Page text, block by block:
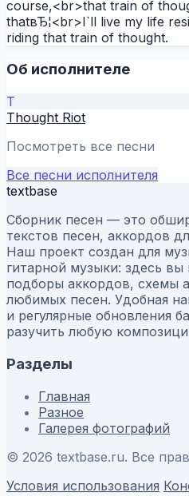
course,<br>that train of
thatвЂ¦<br>I`ll live my life
riding that train of thought.
Об исполнителе
T
Thought Riot
Посмотреть все песни
Все песни исполнителя
textbase
Сборник песен — это
текстов песен, аккордов
Наш проект создан для
гитарной музыки: здесь вы
подборы аккордов, схемы
любимых песен. Удобная
и регулярные обновления
разучить любую
Разделы
Главная
Разное
Галерея фотографий
© 2026 textbase.ru. Все
Условия использования